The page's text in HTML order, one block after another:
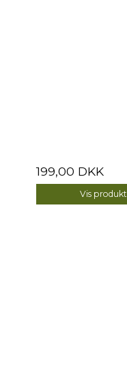
199,00 DKK
Vis produkt